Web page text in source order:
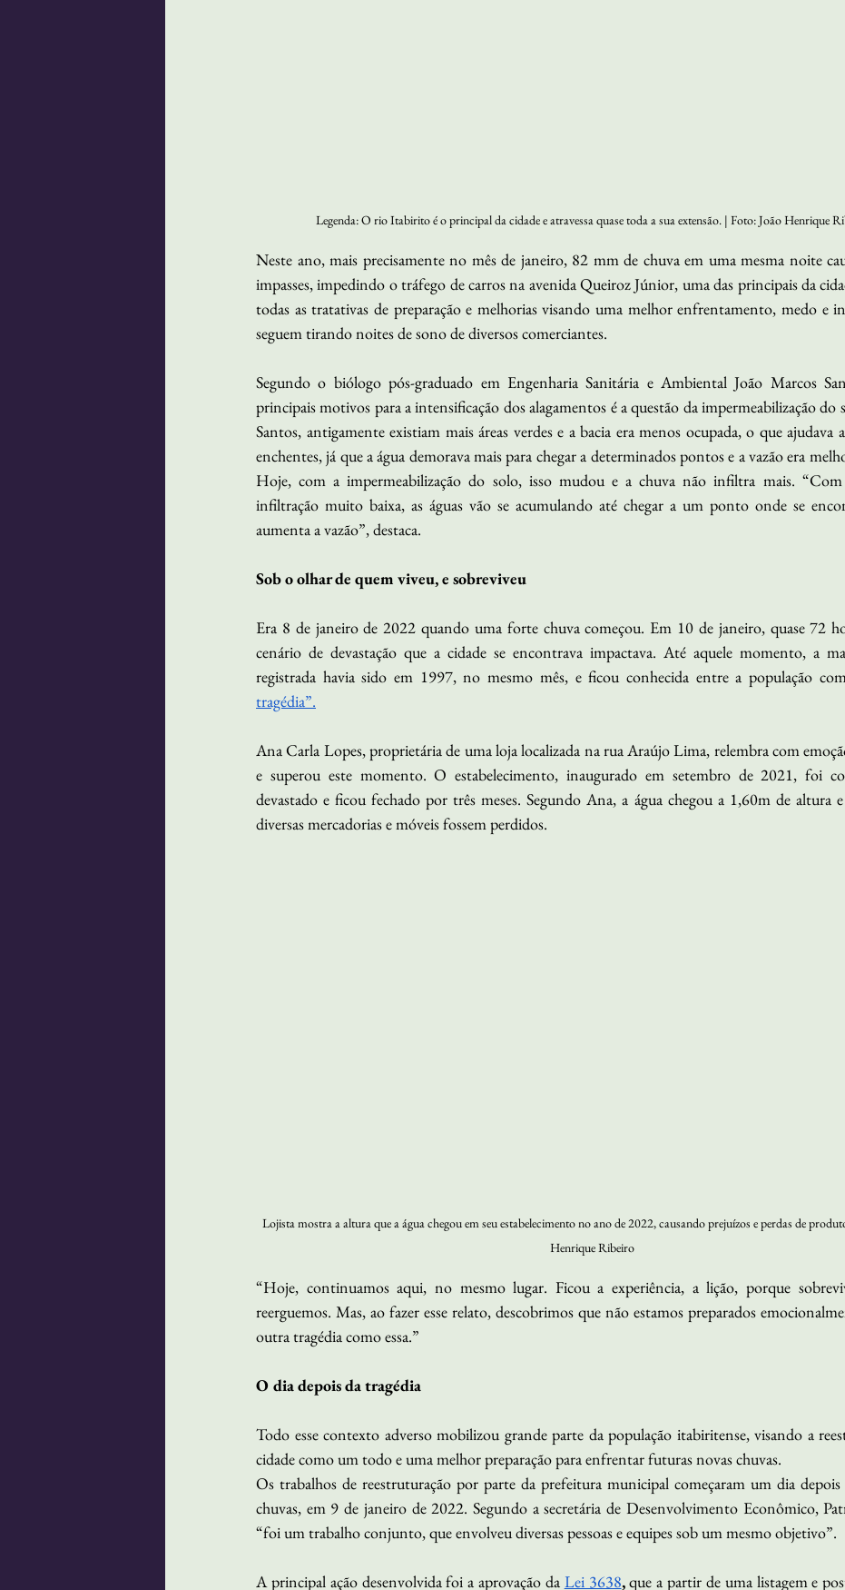
Legenda: O rio Itabirito é o principal da cidade e atravessa quase toda a sua extensão. | Foto: João Henrique
Neste ano, mais precisamente no mês de janeiro, 82 mm de chuva em uma mesma noite
impasses, impedindo o tráfego de carros na avenida Queiroz Júnior, uma das principais da
todas as tratativas de preparação e melhorias visando uma melhor enfrentamento, medo e
seguem tirando noites de sono de diversos comerciantes.
Segundo o biólogo pós-graduado em Engenharia Sanitária e Ambiental João Marcos
principais motivos para a intensificação dos alagamentos é a questão da impermeabilização do
Santos, antigamente existiam mais áreas verdes e a bacia era menos ocupada, o que ajudava
enchentes, já que a água demorava mais para chegar a determinados pontos e a vazão era
Hoje, com a impermeabilização do solo, isso mudou e a chuva não infiltra mais. “Com
infiltração muito baixa, as águas vão se acumulando até chegar a um ponto onde se
aumenta a vazão”, destaca.
Sob o olhar de quem viveu, e sobreviveu
Era 8 de janeiro de 2022 quando uma forte chuva começou. Em 10 de janeiro, quase 72
cenário de devastação que a cidade se encontrava impactava. Até aquele momento, a
registrada havia sido em 1997, no mesmo mês, e ficou conhecida entre a população
tragédia”.
Ana Carla Lopes, proprietária de uma loja localizada na rua Araújo Lima, relembra com
e superou este momento. O estabelecimento, inaugurado em setembro de 2021, foi
devastado e ficou fechado por três meses. Segundo Ana, a água chegou a 1,60m de altura
diversas mercadorias e móveis fossem perdidos.
Lojista mostra a altura que a água chegou em seu estabelecimento no ano de 2022, causando prejuízos e perdas de
Henrique Ribeiro
“Hoje, continuamos aqui, no mesmo lugar. Ficou a experiência, a lição, porque
reerguemos. Mas, ao fazer esse relato, descobrimos que não estamos preparados
outra tragédia como essa.”
O dia depois da tragédia
Todo esse contexto adverso mobilizou grande parte da população itabiritense, visando a
cidade como um todo e uma melhor preparação para enfrentar futuras novas chuvas.
Os trabalhos de reestruturação por parte da prefeitura municipal começaram um dia
chuvas, em 9 de janeiro de 2022. Segundo a secretária de Desenvolvimento Econômico,
“foi um trabalho conjunto, que envolveu diversas pessoas e equipes sob um mesmo objetivo”.
A principal ação desenvolvida foi a aprovação da Lei 3638, que a partir de uma listagem e